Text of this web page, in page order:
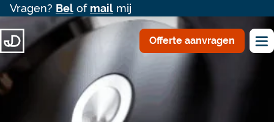
Vragen? Bel of mail mij
Offerte aanvragen